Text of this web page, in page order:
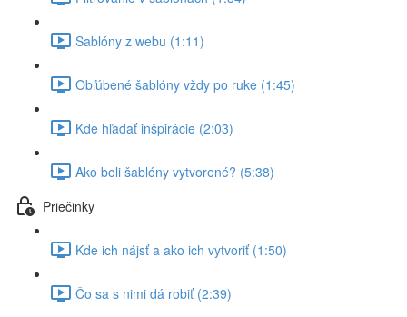
Šablóny z webu (1:11)
Obľúbené šablóny vždy po ruke (1:45)
Kde hľadať inšpirácie (2:03)
Ako boli šablóny vytvorené? (5:38)
Priečinky
Kde ich nájsť a ako ich vytvoriť (1:50)
Čo sa s nimi dá robiť (2:39)